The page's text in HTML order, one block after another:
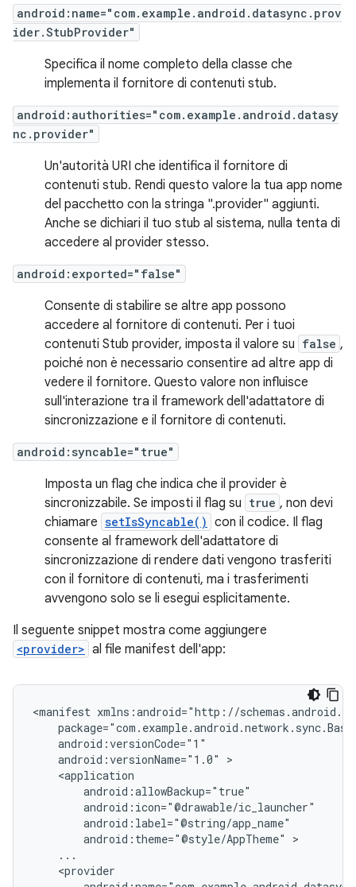
android:name="com.example.android.datasync.prov
ider.StubProvider"
Specifica il nome completo della classe che
implementa il fornitore di contenuti stub.
android:authorities="com.example.android.datasy
nc.provider"
Un'autorità URI che identifica il fornitore di
contenuti stub. Rendi questo valore la tua app nome
del pacchetto con la stringa ".provider" aggiunti.
Anche se dichiari il tuo stub al sistema, nulla tenta di
accedere al provider stesso.
android:exported="false"
Consente di stabilire se altre app possono
accedere al fornitore di contenuti. Per i tuoi
contenuti Stub provider, imposta il valore su false ,
poiché non è necessario consentire ad altre app di
vedere il fornitore. Questo valore non influisce
sull'interazione tra il framework dell'adattatore di
sincronizzazione e il fornitore di contenuti.
android:syncable="true"
Imposta un flag che indica che il provider è
sincronizzabile. Se imposti il flag su true , non devi
chiamare setIsSyncable() con il codice. Il flag
consente al framework dell'adattatore di
sincronizzazione di rendere dati vengono trasferiti
con il fornitore di contenuti, ma i trasferimenti
avvengono solo se li esegui esplicitamente.
Il seguente snippet mostra come aggiungere
<provider> al file manifest dell'app:
<manifest
android:versionName="1.0"
android:theme="@style/AppTheme"